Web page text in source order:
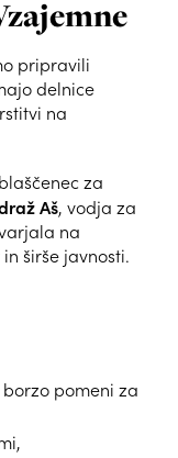
pripravili
delnice
na
za
Aš, vodja za
na
širše javnosti.
pomeni za